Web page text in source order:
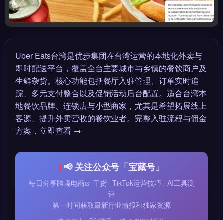
Uber Eats台湾是优步集团在台湾运营的本地化外卖与
即时配送平台，覆盖全台主要城市与乡镇的餐饮商户及
生鲜杂货。核心功能包括餐厅入驻管理、订单实时追
踪、多元支付整合以及促销活动后台配置。适合台湾本
地餐饮品牌、连锁店与小型商家，尤其是希望拓展线上
客源、提升外卖营收的餐饮业者。完整入驻流程与佣金
方案，立即查看 →
📢 关注公众号「宝藏号」
每日分享跨境电商
干货 · TikTok运营技巧 · AI工具测
评
第一时间获取最新行业情报和独家资源